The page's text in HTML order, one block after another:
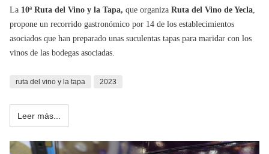
La 10ª Ruta del Vino y la Tapa, que organiza Ruta del Vino de Yecla
propone un recorrido gastronómico por 14 de los establecimientos
asociados que han preparado unas suculentas tapas para maridar con los
vinos de las bodegas asociadas.
ruta del vino y la tapa 2023
Leer más...